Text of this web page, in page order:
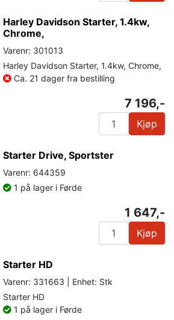
Harley Davidson Starter, 1.4kw,
Chrome,
Varenr: 301013
Harley Davidson Starter, 1.4kw, Chrome,
Ca. 21 dager fra bestilling
7 196,-
Kjøp
Starter Drive, Sportster
Varenr: 644359
1 på lager i Førde
1 647,-
Kjøp
Starter HD
Varenr: 331663 | Enhet: Stk
Starter HD
1 på lager i Førde